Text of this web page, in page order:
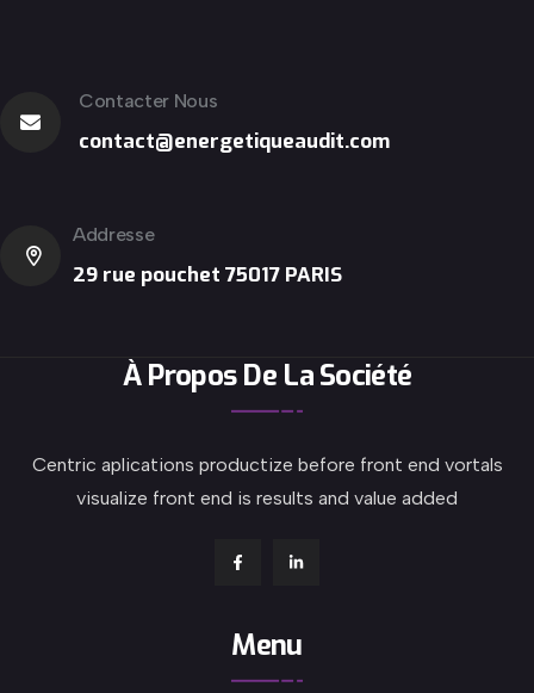
Contacter Nous
contact@energetiqueaudit.com
Addresse
29 rue pouchet 75017 PARIS
À Propos De La Société
Centric aplications productize before front end vortals
visualize front end is results and value added
Menu